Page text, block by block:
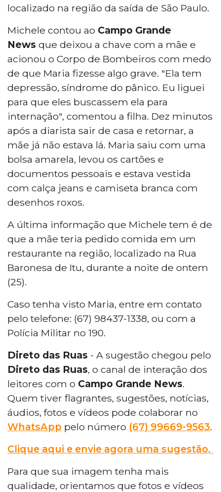
localizado na região da saída de São Paulo.
Michele contou ao Campo Grande
News que deixou a chave com a mãe e
acionou o Corpo de Bombeiros com medo
de que Maria fizesse algo grave. "Ela tem
depressão, síndrome do pânico. Eu liguei
para que eles buscassem ela para
internação", comentou a filha. Dez minutos
após a diarista sair de casa e retornar, a
mãe já não estava lá. Maria saiu com uma
bolsa amarela, levou os cartões e
documentos pessoais e estava vestida
com calça jeans e camiseta branca com
desenhos roxos.
A última informação que Michele tem é de
que a mãe teria pedido comida em um
restaurante na região, localizado na Rua
Baronesa de Itu, durante a noite de ontem
(25).
Caso tenha visto Maria, entre em contato
pelo telefone: (67) 98437-1338, ou com a
Polícia Militar no 190.
Direto das Ruas - A sugestão chegou pelo
Direto das Ruas, o canal de interação dos
leitores com o Campo Grande News.
Quem tiver flagrantes, sugestões, notícias,
áudios, fotos e vídeos pode colaborar no
WhatsApp pelo número (67) 99669-9563.
Clique aqui e envie agora uma sugestão.
Para que sua imagem tenha mais
qualidade, orientamos que fotos e vídeos